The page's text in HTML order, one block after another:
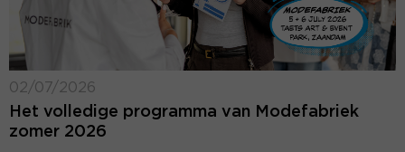
02/07/2026
Het volledige programma van Modefabriek
zomer 2026